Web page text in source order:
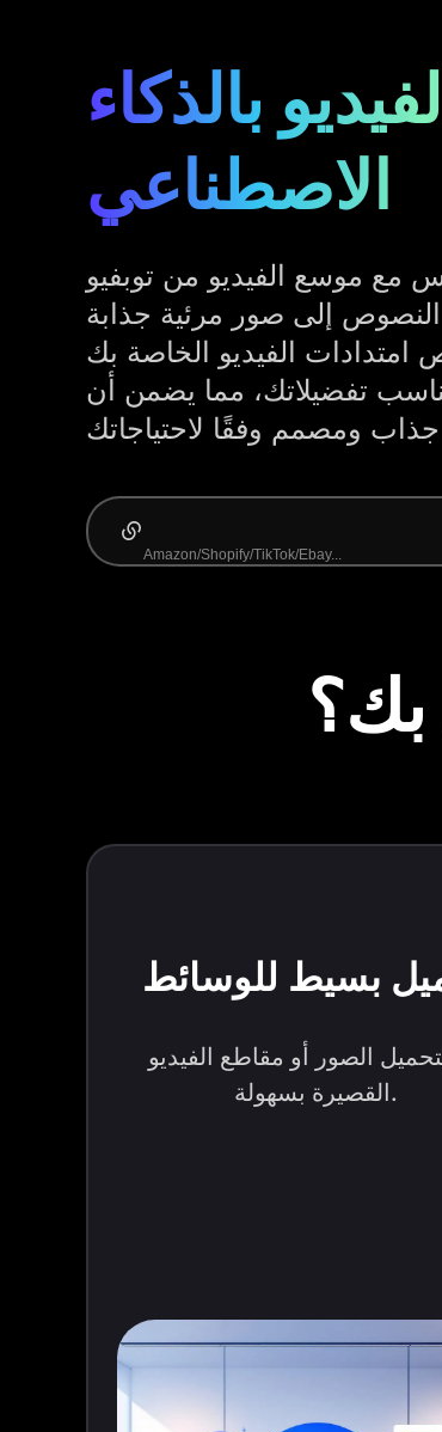
بالذكاء
الاصطناعي
مع موسع الفيديو من توبفيو
النصوص إلى صور مرئية جذابة
الفيديو الخاصة بك
تفضيلاتك، مما يضمن أن
بك؟
بسيط للوسائط
الصور أو مقاطع الفيديو
القصيرة بسهولة.